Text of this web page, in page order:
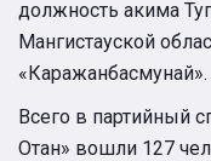
должность акима
Мангистауской
«Каражанбасмунай».
Всего в партийный
Отан» вошли 127